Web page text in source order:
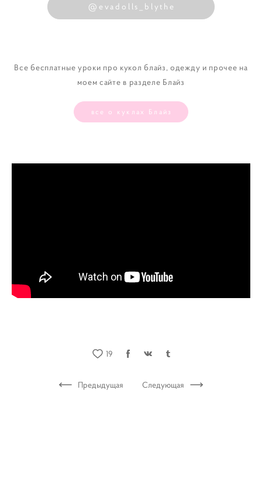
@evadolls_blythe
Все бесплатные уроки про кукол блайз, одежду и прочее на
моем сайте в разделе Блайз
все о куклах Блайз
19
Предыдущая Следующая